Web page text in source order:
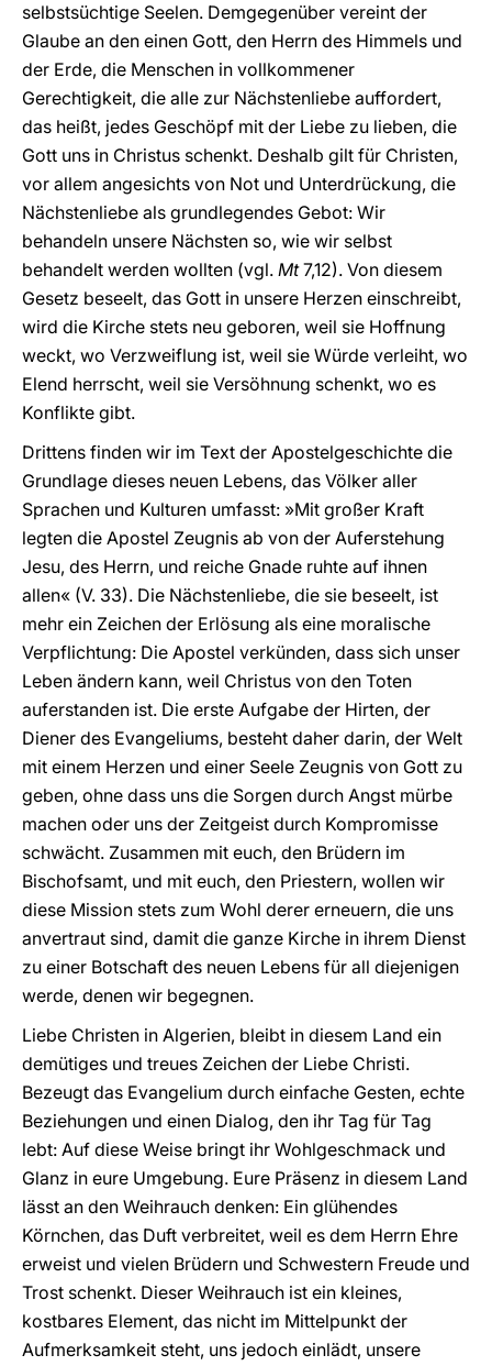
selbstsüchtige Seelen. Demgegenüber vereint der
Glaube an den einen Gott, den Herrn des Himmels und
der Erde, die Menschen in vollkommener
Gerechtigkeit, die alle zur Nächstenliebe auffordert,
das heißt, jedes Geschöpf mit der Liebe zu lieben, die
Gott uns in Christus schenkt. Deshalb gilt für Christen,
vor allem angesichts von Not und Unterdrückung, die
Nächstenliebe als grundlegendes Gebot: Wir
behandeln unsere Nächsten so, wie wir selbst
behandelt werden wollten (vgl. Mt7,12). Von diesem
Gesetz beseelt, das Gott in unsere Herzen einschreibt,
wird die Kirche stets neu geboren, weil sie Hoffnung
weckt, wo Verzweiflung ist, weil sie Würde verleiht, wo
Elend herrscht, weil sie Versöhnung schenkt, wo es
Konflikte gibt.
Drittens finden wir im Text der Apostelgeschichte die
Grundlage dieses neuen Lebens, das Völker aller
Sprachen und Kulturen umfasst: »Mit großer Kraft
legten die Apostel Zeugnis ab von der Auferstehung
Jesu, des Herrn, und reiche Gnade ruhte auf ihnen
allen« (V. 33). Die Nächstenliebe, die sie beseelt, ist
mehr ein Zeichen der Erlösung als eine moralische
Verpflichtung: Die Apostel verkünden, dass sich unser
Leben ändern kann, weil Christus von den Toten
auferstanden ist. Die erste Aufgabe der Hirten, der
Diener des Evangeliums, besteht daher darin, der Welt
mit einem Herzen und einer Seele Zeugnis von Gott zu
geben, ohne dass uns die Sorgen durch Angst mürbe
machen oder uns der Zeitgeist durch Kompromisse
schwächt. Zusammen mit euch, den Brüdern im
Bischofsamt, und mit euch, den Priestern, wollen wir
diese Mission stets zum Wohl derer erneuern, die uns
anvertraut sind, damit die ganze Kirche in ihrem Dienst
zu einer Botschaft des neuen Lebens für all diejenigen
werde, denen wir begegnen.
Liebe Christen in Algerien, bleibt in diesem Land ein
demütiges und treues Zeichen der Liebe Christi.
Bezeugt das Evangelium durch einfache Gesten, echte
Beziehungen und einen Dialog, den ihr Tag für Tag
lebt: Auf diese Weise bringt ihr Wohlgeschmack und
Glanz in eure Umgebung. Eure Präsenz in diesem Land
lässt an den Weihrauch denken: Ein glühendes
Körnchen, das Duft verbreitet, weil es dem Herrn Ehre
erweist und vielen Brüdern und Schwestern Freude und
Trost schenkt. Dieser Weihrauch ist ein kleines,
kostbares Element, das nicht im Mittelpunkt der
Aufmerksamkeit steht, uns jedoch einlädt, unsere